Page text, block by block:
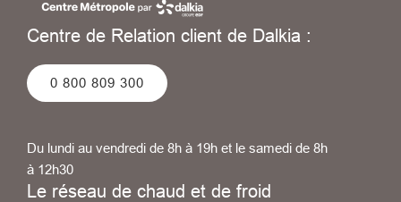
Centre de Relation client de Dalkia :
0 800 809 300
Du lundi au vendredi de 8h à 19h et le samedi de 8h
à 12h30
Le réseau de chaud et de froid